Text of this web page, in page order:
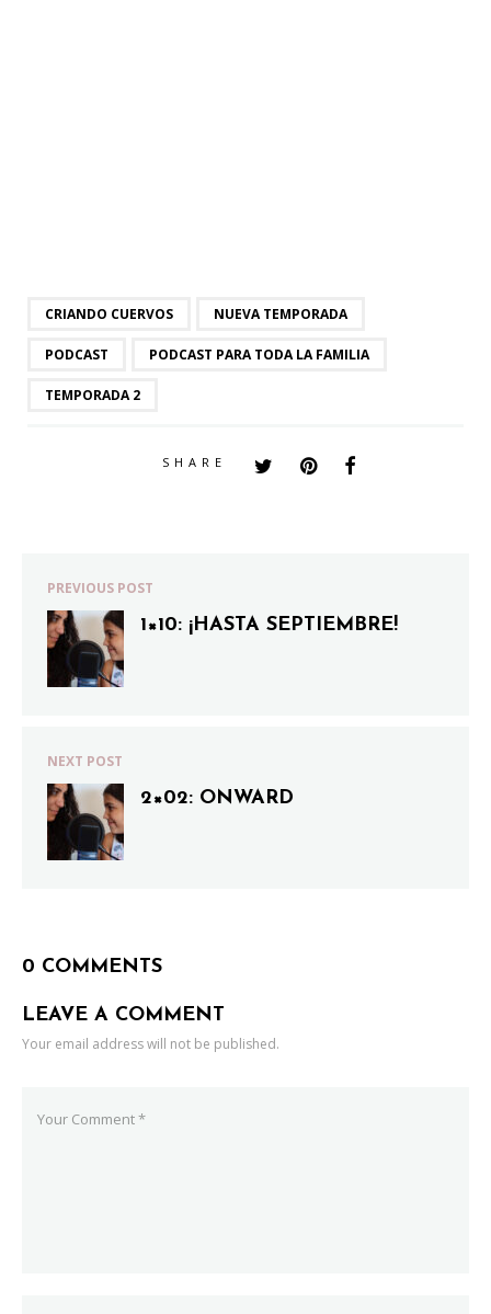
CRIANDO CUERVOS NUEVA TEMPORADA
PODCAST PODCAST PARA TODA LA FAMILIA
TEMPORADA 2
SHARE
PREVIOUS POST
1×10: ¡HASTA SEPTIEMBRE!
NEXT POST
2×02: ONWARD
0 COMMENTS
LEAVE A COMMENT
Your email address will not be published.